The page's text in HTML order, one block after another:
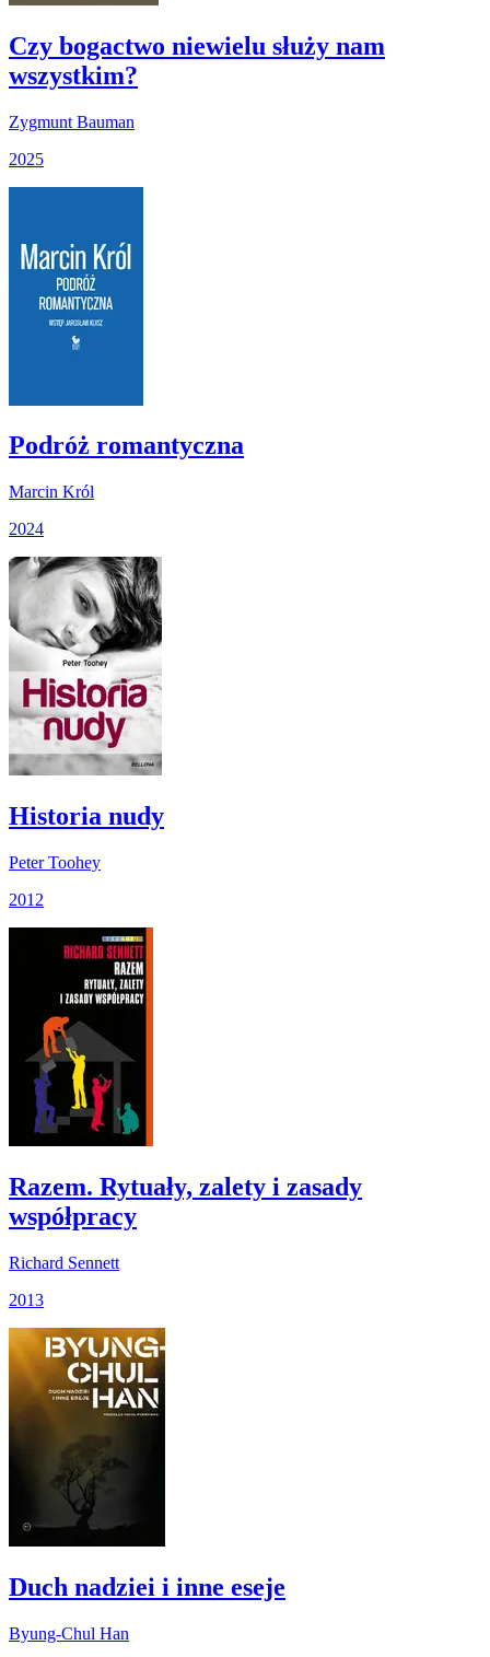
Czy bogactwo niewielu służy nam
wszystkim?
Zygmunt Bauman
2025
Podróż romantyczna
Marcin Król
2024
Historia nudy
Peter Toohey
2012
Razem. Rytuały, zalety i zasady
współpracy
Richard Sennett
2013
Duch nadziei i inne eseje
Byung-Chul Han